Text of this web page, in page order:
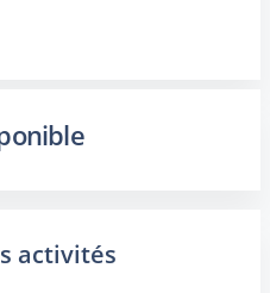
activités